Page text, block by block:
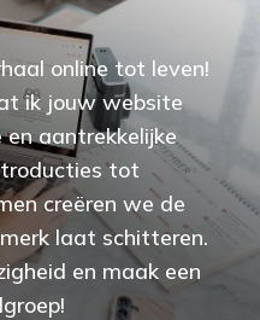
online tot leven!
ik jouw website
aantrekkelijke
tot
creëren we de
laat schitteren.
en maak een